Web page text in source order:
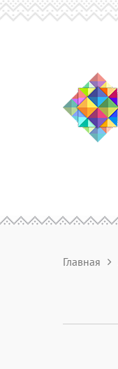
Главная